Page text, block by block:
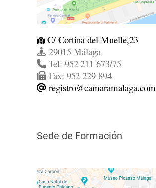
C/ Cortina del Muelle,23
29015 Málaga
Tel: 952 211 673/75
Fax: 952 229 894
registro@camaramalaga.com
Sede de Formación